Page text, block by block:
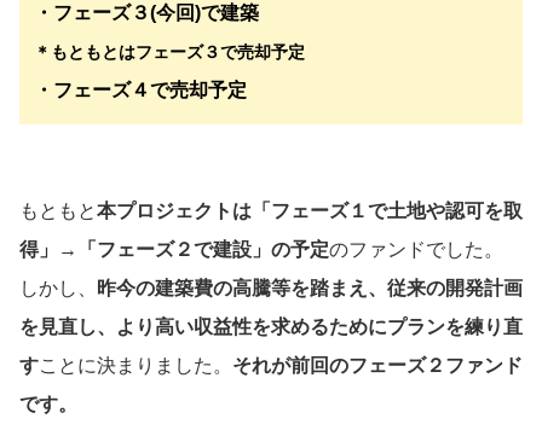
・フェーズ３(今回)で建築
＊もともとはフェーズ３で売却予定
・フェーズ４で売却予定
もともと本プロジェクトは「フェーズ１で土地や認可を取
得」→「フェーズ２で建設」の予定のファンドでした。
しかし、
昨今の建築費の高騰等を踏まえ、従来の開発計画
を見直し、より高い収益性を求めるためにプランを練り直
すことに決まりました。 それが前回のフェーズ２ファンド
です。